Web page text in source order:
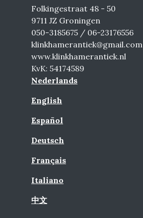
Folkingestraat 48 - 50
9711 JZ Groningen
050-3185675 / 06-23176556
klinkhamerantiek@gmail.com
www.klinkhamerantiek.nl
KvK: 54174589
Nederlands
English
Español
Deutsch
Français
Italiano
中文